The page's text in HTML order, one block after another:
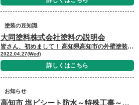
大同塗料株式会社塗料の説明会
皆さん、初めまして！ 高知県高知市の外壁塗装&屋根塗装専門店、北村塗装店ショールームに新しく入りました吉田です！！ プロフィールをご覧いただいた方は、お気づきになられた方もいると思いますが、僕は愛媛県出身です！！ もともと、愛媛県のとある会社で塗装の営業をしていましたが、その時から北村塗装店のような、歴史と実績のある塗装屋さんで働いてみたいと思っておりました。 偶然にも妻の地元が高知県ということもありまして、この度、北村塗装店に入社させていただきました！ 今後ともよろしくお願いいたします。 本日は、大同塗料株式会社の中村様より北村塗装店ショールームにて塗料の説明会をして頂きました！ 大同塗料様は、特殊用途に的を絞った製品開発に力を入れているメーカーさんです！ 代表的な商品としては、シェア８０％を誇る、多くの学校、競技場などで使われているプール専用塗料 『プールコート』 自宅、お勤め先のプールの改修でお困りの方はぜひ！！ 打放しコンクリート、モルタル、ブロック等の吸水防止材で多くのインフラ、コンクリートを用いた構造物などで使われている 『アクアシールシリーズ』 打放しコンクリートの質感を残しながら劣化をしないようにしたいとお考えの方はぜひ！！ 今回は、そちらの大同塗料様のベストセラー商品の説明と新たに力を入れてる、屋根用塗料 『ハイルーフシリーズ』 基本的に、日本瓦・陶器瓦・釉薬瓦、瓦なら何でも塗り替えが可能な特殊な塗料です！ 上記のような瓦のお家にお住まいの方で、屋根の色を変えてお家の雰囲気を変えられたい方！ 葺き替えまではご予算的にちょっと難しいけど劣化をどうにかしたいという方に特におススメです。 一般的な、外壁・屋根の塗装だけでなく塗装する場所、対象物に適した専用塗料がありますので これって塗装できるの？ とお悩みの方はぜひ北村塗装店にお気軽にお問い合わせいただければと思います！！ それでは、地域No.1実績の北村塗装店におまかせください。 外壁塗装&屋根塗装をご検討中の方はまず、無料見積のお申し込みをお待ちしております↓↓↓ お問い合わせ・お見積依頼はこちら お家の塗装でお悩みの方は、ショールームにご来店で塗料の原材料をチェックしませんか？↓↓↓ ショールームご来店予約はこちら！WEB予約限定QUOカードプレゼント☆ 施工後のイメージを知りたい方は、他のお客様の施工事例をぜひご覧ください↓↓↓ キタペンの施工事例はこちら！随時更新中☆ 外壁塗装・屋根塗装の料金を知りたい方へ↓↓↓ 塗装商品メニューはこちら！新商品更新中☆ キタペンで施工された大切なお客様の声↓↓↓ 北村塗装店のお客様の声一覧
2022.04.27(Wed)
詳しくはこちら
塗装の豆知識
高知市 塩ビシート防水～特殊工事～ 施工しました
お知らせ